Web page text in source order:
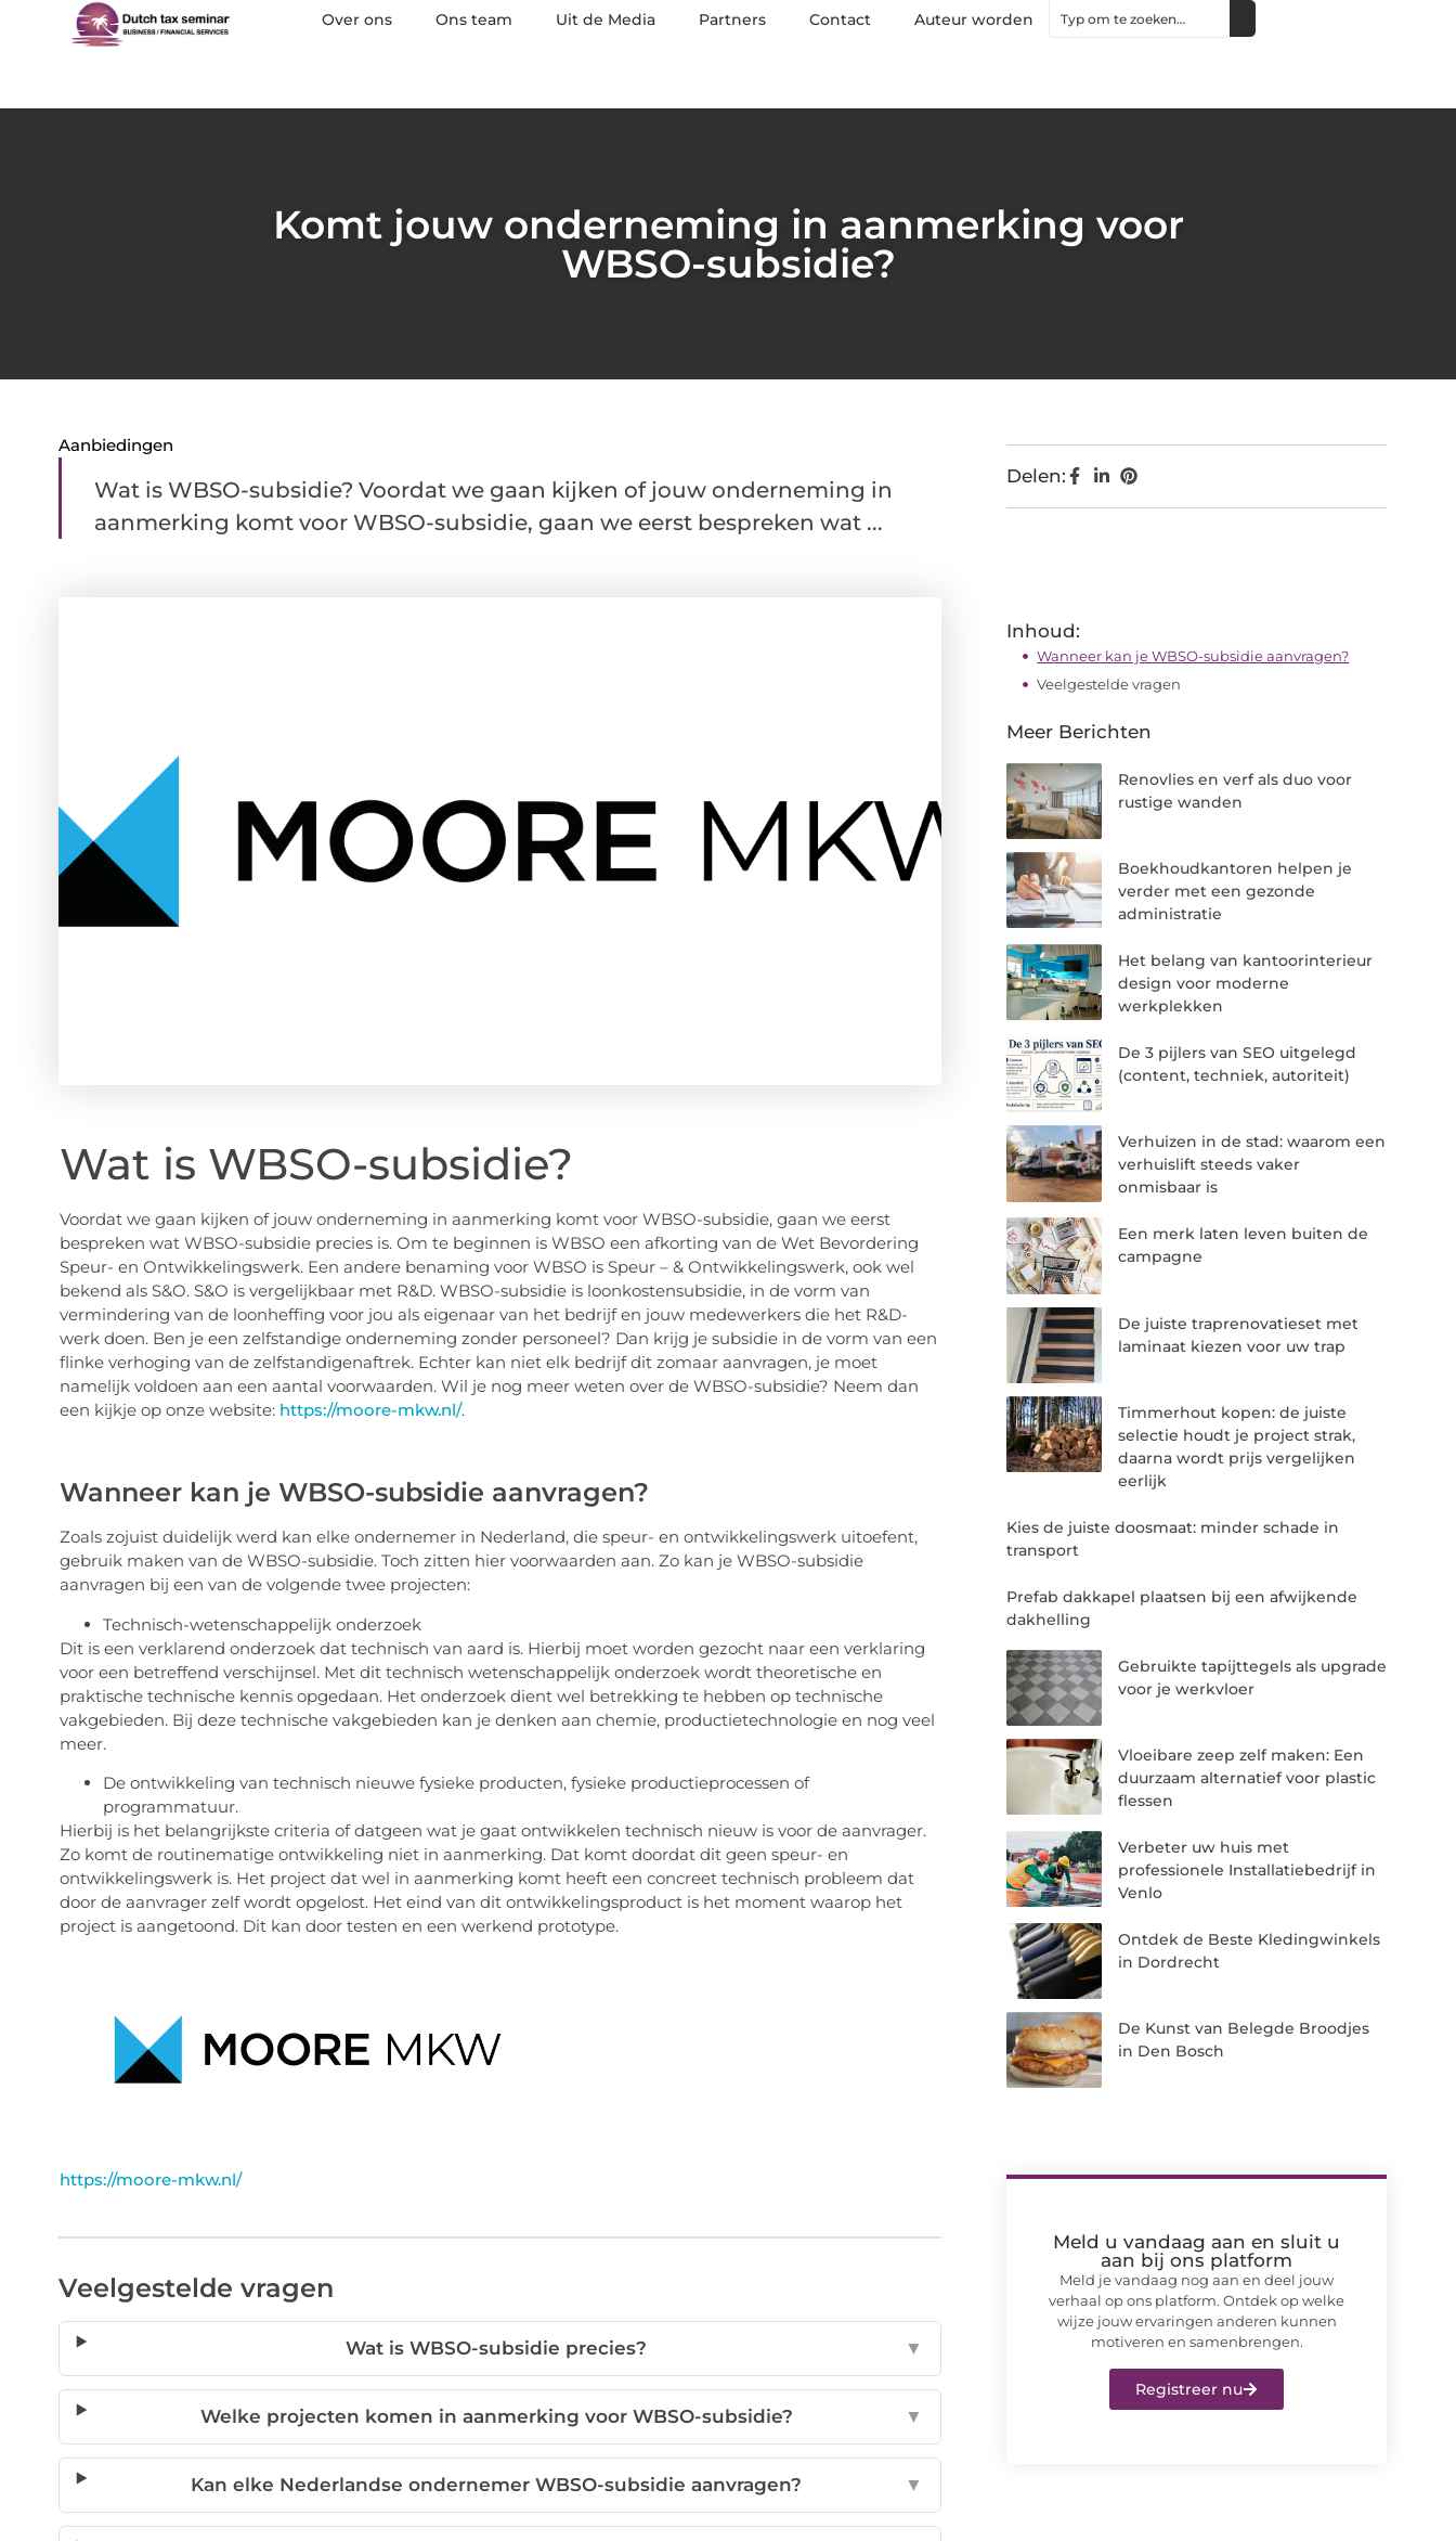
Over ons Ons team Uit de Media Partners Contact Auteur worden
Komt jouw onderneming in aanmerking voor
WBSO-subsidie?
Aanbiedingen
Wat is WBSO-subsidie? Voordat we gaan kijken of jouw onderneming in
aanmerking komt voor WBSO-subsidie, gaan we eerst bespreken wat ...
Wat is WBSO-subsidie?
Voordat we gaan kijken of jouw onderneming in aanmerking komt voor WBSO-subsidie, gaan we eerst
bespreken wat WBSO-subsidie precies is. Om te beginnen is WBSO een afkorting van de Wet Bevordering
Speur- en Ontwikkelingswerk. Een andere benaming voor WBSO is Speur – & Ontwikkelingswerk, ook wel
bekend als S&O. S&O is vergelijkbaar met R&D. WBSO-subsidie is loonkostensubsidie, in de vorm van
vermindering van de loonheffing voor jou als eigenaar van het bedrijf en jouw medewerkers die het R&D-
werk doen. Ben je een zelfstandige onderneming zonder personeel? Dan krijg je subsidie in de vorm van een
flinke verhoging van de zelfstandigenaftrek. Echter kan niet elk bedrijf dit zomaar aanvragen, je moet
namelijk voldoen aan een aantal voorwaarden. Wil je nog meer weten over de WBSO-subsidie? Neem dan
een kijkje op onze website: https://moore-mkw.nl/.
Wanneer kan je WBSO-subsidie aanvragen?
Zoals zojuist duidelijk werd kan elke ondernemer in Nederland, die speur- en ontwikkelingswerk uitoefent,
gebruik maken van de WBSO-subsidie. Toch zitten hier voorwaarden aan. Zo kan je WBSO-subsidie
aanvragen bij een van de volgende twee projecten:
Technisch-wetenschappelijk onderzoek
Dit is een verklarend onderzoek dat technisch van aard is. Hierbij moet worden gezocht naar een verklaring
voor een betreffend verschijnsel. Met dit technisch wetenschappelijk onderzoek wordt theoretische en
praktische technische kennis opgedaan. Het onderzoek dient wel betrekking te hebben op technische
vakgebieden. Bij deze technische vakgebieden kan je denken aan chemie, productietechnologie en nog veel
meer.
De ontwikkeling van technisch nieuwe fysieke producten, fysieke productieprocessen of
programmatuur.
Hierbij is het belangrijkste criteria of datgeen wat je gaat ontwikkelen technisch nieuw is voor de aanvrager.
Zo komt de routinematige ontwikkeling niet in aanmerking. Dat komt doordat dit geen speur- en
ontwikkelingswerk is. Het project dat wel in aanmerking komt heeft een concreet technisch probleem dat
door de aanvrager zelf wordt opgelost. Het eind van dit ontwikkelingsproduct is het moment waarop het
project is aangetoond. Dit kan door testen en een werkend prototype.
https://moore-mkw.nl/
Veelgestelde vragen
Wat is WBSO-subsidie precies? ▼
Welke projecten komen in aanmerking voor WBSO-subsidie? ▼
Kan elke Nederlandse ondernemer WBSO-subsidie aanvragen? ▼
Delen:
Inhoud:
Wanneer kan je WBSO-subsidie aanvragen?
Veelgestelde vragen
Meer Berichten
Renovlies en verf als duo voor
rustige wanden
Boekhoudkantoren helpen je
verder met een gezonde
administratie
Het belang van kantoorinterieur
design voor moderne
werkplekken
De 3 pijlers van SEO uitgelegd
(content, techniek, autoriteit)
Verhuizen in de stad: waarom een
verhuislift steeds vaker
onmisbaar is
Een merk laten leven buiten de
campagne
De juiste traprenovatieset met
laminaat kiezen voor uw trap
Timmerhout kopen: de juiste
selectie houdt je project strak,
daarna wordt prijs vergelijken
eerlijk
Kies de juiste doosmaat: minder schade in
transport
Prefab dakkapel plaatsen bij een afwijkende
dakhelling
Gebruikte tapijttegels als upgrade
voor je werkvloer
Vloeibare zeep zelf maken: Een
duurzaam alternatief voor plastic
flessen
Verbeter uw huis met
professionele Installatiebedrijf in
Venlo
Ontdek de Beste Kledingwinkels
in Dordrecht
De Kunst van Belegde Broodjes
in Den Bosch
Meld u vandaag aan en sluit u
aan bij ons platform
Meld je vandaag nog aan en deel jouw
verhaal op ons platform. Ontdek op welke
wijze jouw ervaringen anderen kunnen
motiveren en samenbrengen.
Registreer nu